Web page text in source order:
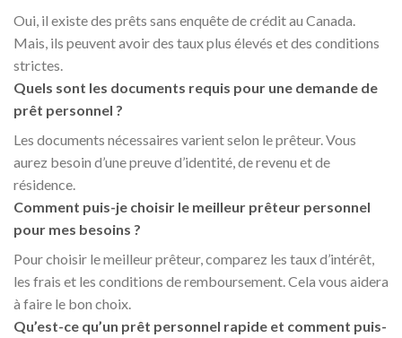
Oui, il existe des prêts sans enquête de crédit au Canada.
Mais, ils peuvent avoir des taux plus élevés et des conditions
strictes.
Quels sont les documents requis pour une demande de
prêt personnel ?
Les documents nécessaires varient selon le prêteur. Vous
aurez besoin d’une preuve d’identité, de revenu et de
résidence.
Comment puis-je choisir le meilleur prêteur personnel
pour mes besoins ?
Pour choisir le meilleur prêteur, comparez les taux d’intérêt,
les frais et les conditions de remboursement. Cela vous aidera
à faire le bon choix.
Qu’est-ce qu’un prêt personnel rapide et comment puis-